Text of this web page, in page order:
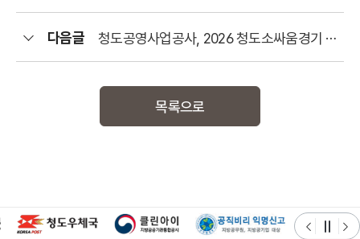
다음글 청도공영사업공사, 2026 청도소싸움경기 운영
목록으로